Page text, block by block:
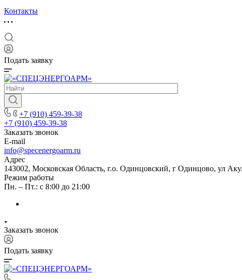
Контакты
Подать заявку
+7 (910) 459-39-38
+7 (910) 459-39-38
Заказать звонок
E-mail
info@specenergoarm.ru
Адрес
143002, Московская Область, г.о. Одинцовский, г Одинцово, ул
Режим работы
Пн. – Пт.: с 8:00 до 21:00
Заказать звонок
Подать заявку